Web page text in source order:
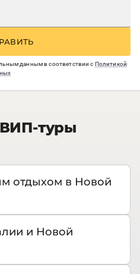
данным в соответствии с Политикой
туры
отдыхом в Новой
и Новой